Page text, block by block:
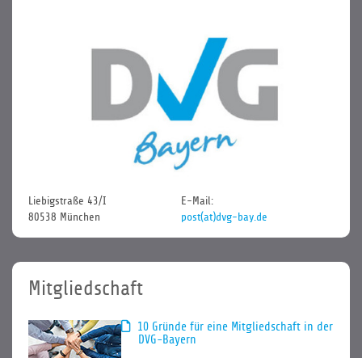
Liebigstraße 43/I
80538 München
E-Mail:
post(at)dvg-bay.de
Mitgliedschaft
10 Gründe für eine Mitgliedschaft in der
DVG-Bayern